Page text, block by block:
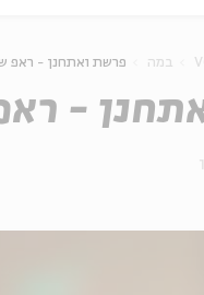
במה פרשת ואתחנן - ראפ
-